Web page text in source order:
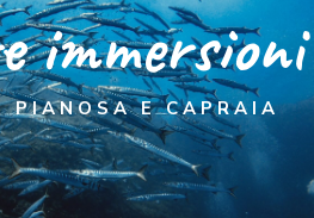
immersioni
PIANOSA E CAPRAIA